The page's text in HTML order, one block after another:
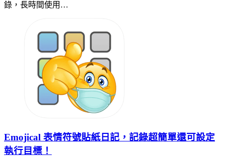
錄，長時間使用…
Emojical 表情符號貼紙日記，記錄超簡單還可設定
執行目標！